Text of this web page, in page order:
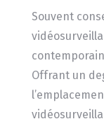
Souvent
Offrant un